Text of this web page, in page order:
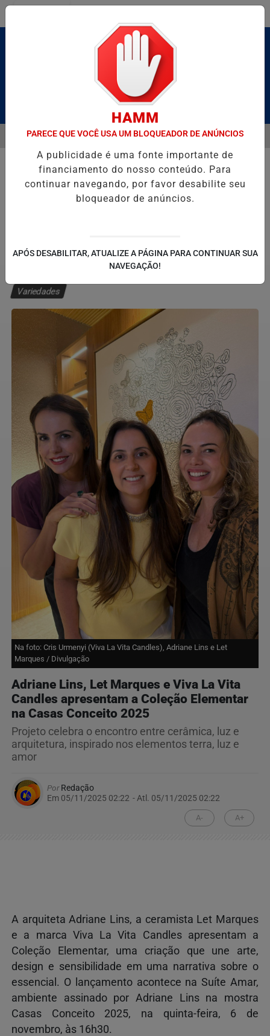
Pesquisar Notícia
HOMENAGEIA UZIEL BUENO NO TERRAÇO MINEIRO
EM ALTA
MENU
Variedades
Na foto: Cris Urmenyi (Viva La Vita Candles), Adriane Lins e Let
Marques / Divulgação
Adriane Lins, Let Marques e Viva La Vita
Candles apresentam a Coleção Elementar
na Casas Conceito 2025
Projeto celebra o encontro entre cerâmica, luz e
arquitetura, inspirado nos elementos terra, luz e
amor
PorRedação
Em 05/11/2025 02:22 - Atl. 05/11/2025 02:22
A- A+
A arquiteta Adriane Lins, a ceramista Let Marques
e a marca Viva La Vita Candles apresentam a
Coleção Elementar, uma criação que une arte,
design e sensibilidade em uma narrativa sobre o
essencial. O lançamento acontece na Suíte Amar,
ambiente assinado por Adriane Lins na mostra
Casas Conceito 2025, na quinta-feira, 6 de
novembro, às 16h30.
HAMM
PARECE QUE VOCÊ USA UM BLOQUEADOR DE ANÚNCIOS
A publicidade é uma fonte importante de
financiamento do nosso conteúdo. Para
continuar navegando, por favor desabilite seu
bloqueador de anúncios.
APÓS DESABILITAR, ATUALIZE A PÁGINA PARA CONTINUAR SUA
NAVEGAÇÃO!